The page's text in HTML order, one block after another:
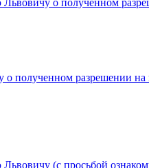
полученном разрешении на
(с просьбой